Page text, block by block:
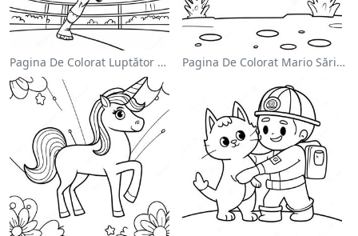
Pagina De Colorat Luptător Wwe Sărind Pe Inamic Pagina De Colorat Mario Sărind Peste Goombas